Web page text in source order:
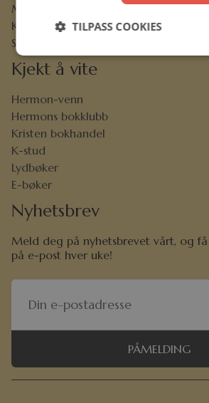
Menighetsrabatt
Kjøpsbetingelser
Sikkerhet og personvern
Kjekt å vite
Hermon-venn
Hermons bokklubb
Kristen bokhandel
K-stud
Lydbøker
E-bøker
Nyhetsbrev
Meld deg på nyhetsbrevet vårt, og
på e-post hver uke!
PÅMELDING
TILPASS COOKIES